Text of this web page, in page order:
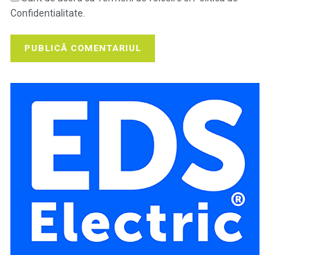
Confidentialitate.